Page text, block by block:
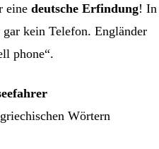
eine deutsche Erfindung! In
kein Telefon. Engländer
phone“.
Wörtern